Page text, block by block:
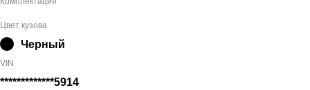
Цвет кузова
Черный
VIN
*************5914